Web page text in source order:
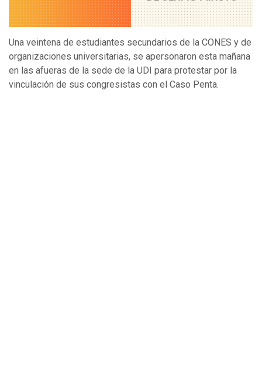
Una veintena de estudiantes secundarios de la CONES y de
organizaciones universitarias, se apersonaron esta mañana
en las afueras de la sede de la UDI para protestar por la
vinculación de sus congresistas con el Caso Penta.